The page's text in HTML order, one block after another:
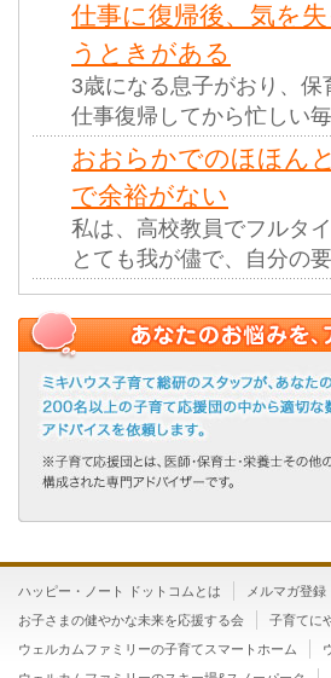
仕事に復帰後、気を
うときがある
3歳になる息子がおり、
仕事復帰してから忙しい
おおらかでのほほん
で余裕がない
私は、高校教員でフルタ
とても我が儘で、自分の
ハッピー・ノート ドットコムとは メルマガ登録
お子さまの健やかな未来を応援する会
子育てに
ウェルカムファミリーの子育てスマートホーム